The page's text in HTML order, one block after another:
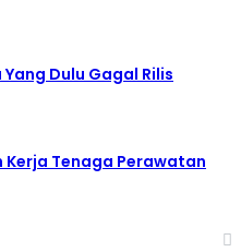
Dulu Gagal Rilis
Kerja Tenaga Perawatan